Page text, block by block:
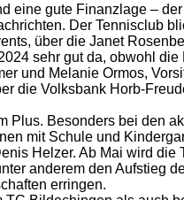
gute Finanzlage –
Der Tennisclub
über die Janet
sehr gut da, obwohl
und Melanie Ormos,
die Volksbank Horb-
Plus. Besonders bei den
mit Schule und
Helzer. Ab Mai wird
anderem den Aufstieg
erringen.